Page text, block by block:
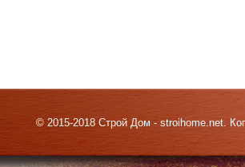
© 2015-2018 Строй Дом - stroihome.net.